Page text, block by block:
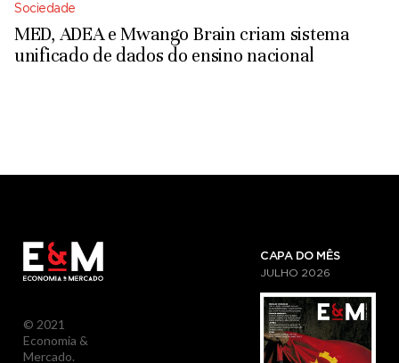
Sociedade
MED, ADEA e Mwango Brain criam sistema
unificado de dados do ensino nacional
© 2021
Economia &
Mercado.
CAPA DO MÊS
JULHO 2026